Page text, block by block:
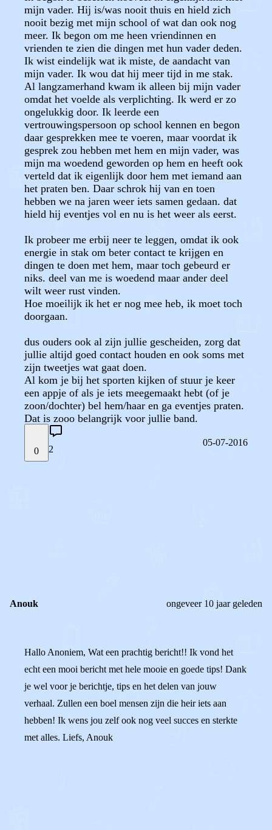
mijn vader. Hij is/was nooit thuis en hield zich
nooit bezig met mijn school of wat dan ook nog
meer. Ik begon om me heen vriendinnen en
vrienden te zien die dingen met hun vader deden.
Ik wist eindelijk wat ik miste, de aandacht van
mijn vader. Ik wou dat hij meer tijd in me stak.
Al langzamerhand kwam ik alleen bij mijn vader
omdat het voelde als verplichting. Ik werd er zo
ongelukkig door. Ik leerde een
vertrouwingspersoon op school kennen en begon
daar gesprekken mee te voeren, maar voordat ik
gesprek zou hebben met hem en mijn vader, was
mijn ma woedend geworden op hem en heeft ook
verteld dat ik eigenlijk door hem met iemand aan
het praten ben. Daar schrok hij van en toen
hebben we na jaren weer iets samen gedaan. dat
hield hij eventjes vol en nu is het weer als eerst.
Ik probeer me erbij neer te leggen, omdat ik ook
energie in stak om beter contact te krijgen en
dingen te doen met hem, maar toch gebeurd er
niks. deel van me is woedend maar ander deel
wilt weer rust vinden.
Hoe moeilijk ik het er nog mee heb, ik moet toch
doorgaan.
dus ouders ook al zijn jullie gescheiden, zorg dat
jullie altijd goed contact houden en ook soms met
zijn tweetjes wat gaat doen.
Al kom je bij het sporten kijken of stuur je keer
een appje of als je iets meegemaakt hebt (of je
zoon/dochter) bel hem/haar en ga eventjes praten.
Dat is zooo belangrijk voor jullie band.
0 2
05-07-2016
Anouk ongeveer 10 jaar geleden
Hallo Anoniem, Wat een prachtig bericht!! Ik vond het
echt een mooi bericht met hele mooie en goede tips! Dank
je wel voor je berichtje, tips en het delen van jouw
verhaal. Zullen een boel mensen zijn die heir iets aan
hebben! Ik wens jou zelf ook nog veel succes en sterkte
met alles. Liefs, Anouk